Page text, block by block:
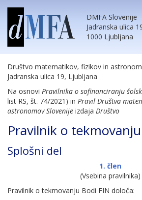
DMFA Slovenije
Jadranska ulica
1000 Ljubljana
Društvo matematikov, fizikov in
Jadranska ulica 19, Ljubljana
Na osnovi Pravilnika o sofinanciranju
list RS, št. 74/2021) in Pravil Društva
astronomov Slovenije izdaja Društvo
Pravilnik o
Splošni del
1. člen
(Vsebina pravilnika)
Pravilnik o tekmovanju Bodi FIN določa: